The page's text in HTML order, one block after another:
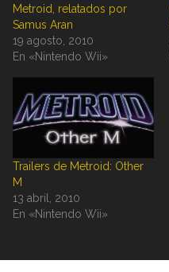
Metroid, relatados por
Samus Aran
19 agosto, 2010
En «Nintendo Wii»
Trailers de Metroid: Other
M
13 abril, 2010
En «Nintendo Wii»